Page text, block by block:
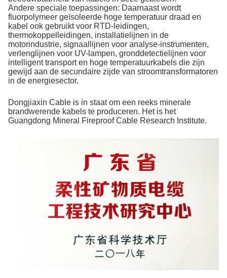
Andere speciale toepassingen: Daarnaast wordt
fluorpolymeer geïsoleerde hoge temperatuur draad en
kabel ook gebruikt voor RTD-leidingen,
thermokoppelleidingen, installatielijnen in de
motorindustrie, signaallijnen voor analyse-instrumenten,
verlenglijnen voor UV-lampen, gronddetectielijnen voor
intelligent transport en hoge temperatuurkabels die zijn
gewijd aan de secundaire zijde van stroomtransformatoren
in de energiesector.
Dongjiaxin Cable is in staat om een reeks minerale
brandwerende kabels te produceren. Het is het
Guangdong Mineral Fireproof Cable Research Institute.